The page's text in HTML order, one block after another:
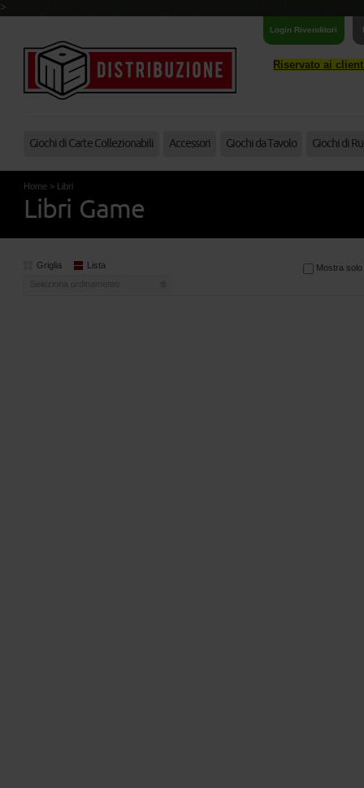
>
Login Rivenditori
Riservato ai
Giochi di Carte Collezionabili Accessori Giochi da Tavolo Giochi di
Home > Libri
Libri Game
Mostra
Griglia Lista